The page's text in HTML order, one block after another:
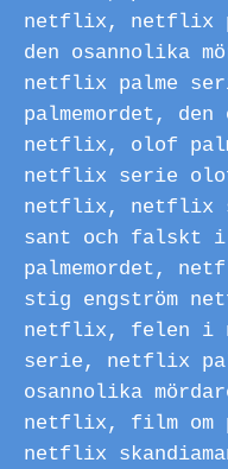
netflix, netflix
den osannolika
netflix palme
palmemordet,
netflix, olof
netflix serie olof
netflix, netflix
sant och falskt
palmemordet,
stig engström
netflix, felen i
serie, netflix
osannolika
netflix, film om
netflix